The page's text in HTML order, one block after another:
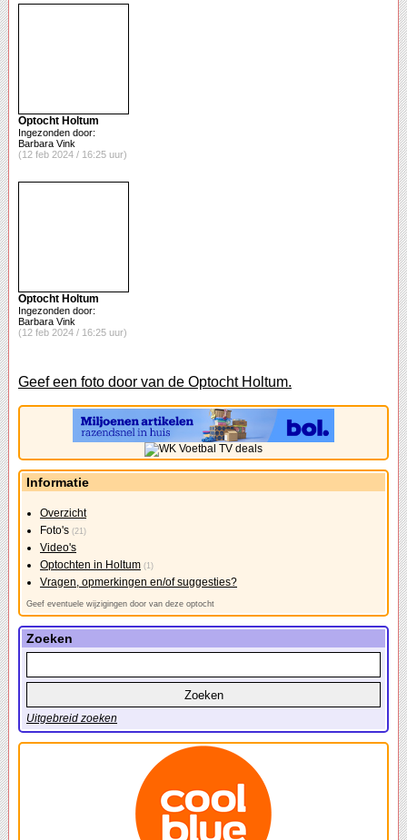
Optocht Holtum
Ingezonden door:
Barbara Vink
(12 feb 2024 / 16:25 uur)
Optocht Holtum
Ingezonden door:
Barbara Vink
(12 feb 2024 / 16:25 uur)
Geef een foto door van de Optocht Holtum.
Informatie
Overzicht
Foto's (21)
Video's
Optochten in Holtum (1)
Vragen, opmerkingen en/of suggesties?
Geef eventuele wijzigingen door van deze optocht
Zoeken
Uitgebreid zoeken